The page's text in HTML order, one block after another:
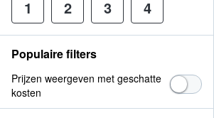
1 2 3 4
Populaire filters
Prijzen weergeven met geschatte
kosten